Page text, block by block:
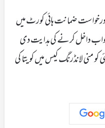
ضمانت ہائی کورٹ میں
داخل کرنے کی ہدایت دی
کی تحت کی عدالت نے 6مئی کو منی لانڈرنگ کیس میں کویتا کی